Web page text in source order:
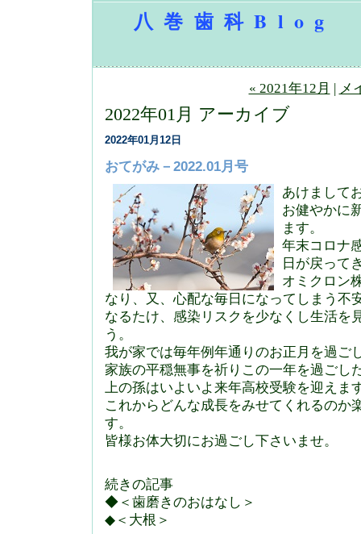
八巻歯科Blog
« 2021年12月 | メ
2022年01月 アーカイブ
2022年01月12日
おてがみ－2022.01月号
あけまして
お健やかに
ます。
年末コロナ
日が戻って
オミクロン
なり、又、心配な毎日になってしまう不
なるたけ、感染リスクを少なくし生活を
う。
我が家では毎年例年通りのお正月を過ご
家族の平穏無事を祈りこの一年を過ごし
上の孫はいよいよ来年高校受験を迎えま
これからどんな成長をみせてくれるのか
す。
皆様お体大切にお過ごし下さいませ。
続きの記事
◆＜歯磨きのおはなし＞
◆＜大根＞